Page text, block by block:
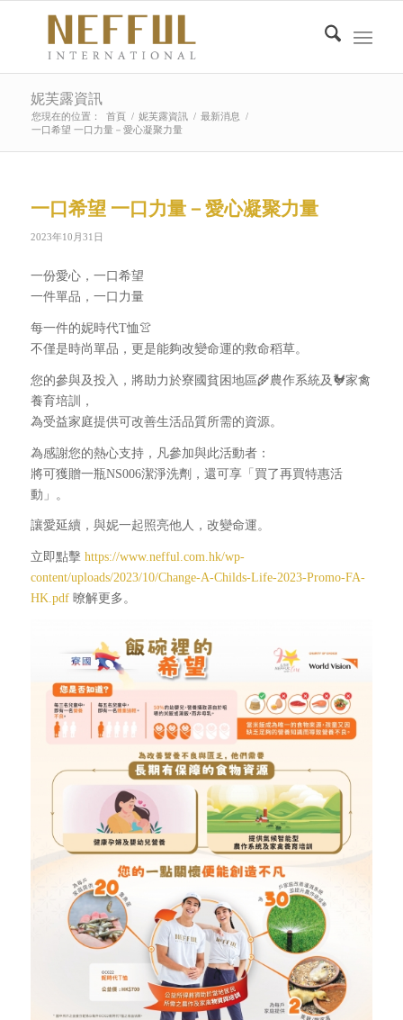
妮芙露資訊
您現在的位置： 首頁 / 妮芙露資訊 / 最新消息
/
一口希望 一口力量－愛心凝聚力量
一口希望 一口力量－愛心凝聚力量
2023年10月31日
一份愛心，一口希望
一件單品，一口力量
每一件的妮時代T恤👚
不僅是時尚單品，更是能夠改變命運的救命稻草。
您的參與及投入，將助力於寮國貧困地區🌾農作系統及🐓家禽
養育培訓，
為受益家庭提供可改善生活品質所需的資源。
為感謝您的熱心支持，凡參加與此活動者：
將可獲贈一瓶NS006潔淨洗劑，還可享「買了再買特惠活
動」。
讓愛延續，與妮一起照亮他人，改變命運。
立即點擊 https://www.nefful.com.hk/wp-
content/uploads/2023/10/Change-A-Childs-Life-2023-Promo-FA-
HK.pdf暸解更多。